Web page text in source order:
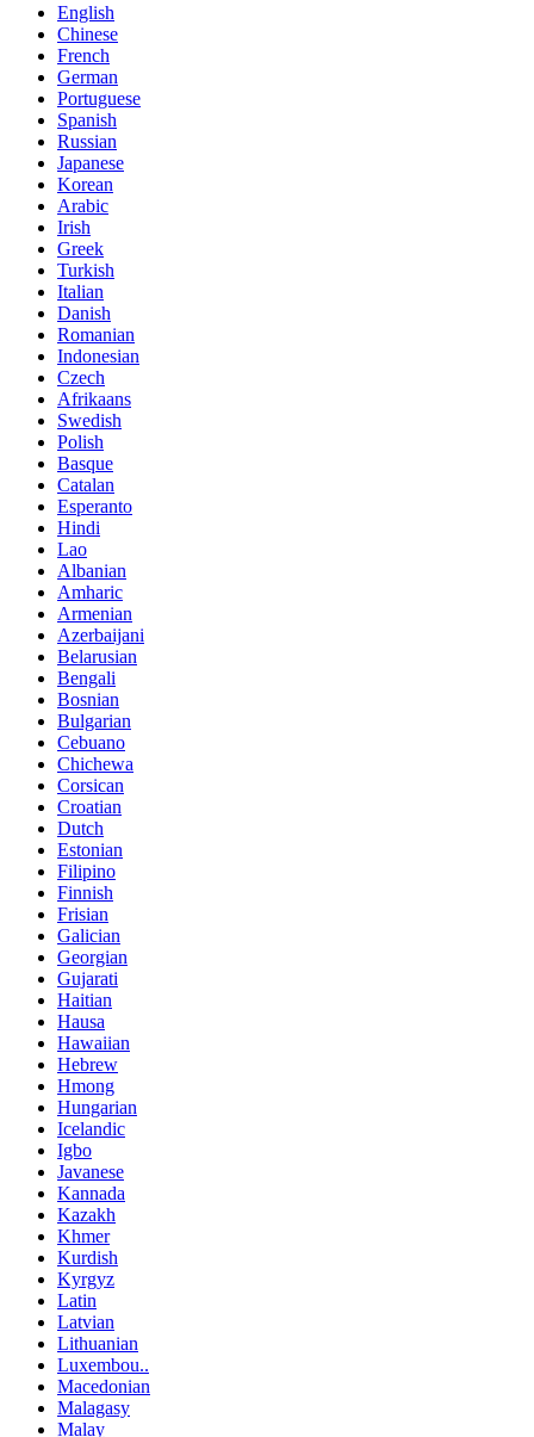
English
Chinese
French
German
Portuguese
Spanish
Russian
Japanese
Korean
Arabic
Irish
Greek
Turkish
Italian
Danish
Romanian
Indonesian
Czech
Afrikaans
Swedish
Polish
Basque
Catalan
Esperanto
Hindi
Lao
Albanian
Amharic
Armenian
Azerbaijani
Belarusian
Bengali
Bosnian
Bulgarian
Cebuano
Chichewa
Corsican
Croatian
Dutch
Estonian
Filipino
Finnish
Frisian
Galician
Georgian
Gujarati
Haitian
Hausa
Hawaiian
Hebrew
Hmong
Hungarian
Icelandic
Igbo
Javanese
Kannada
Kazakh
Khmer
Kurdish
Kyrgyz
Latin
Latvian
Lithuanian
Luxembou..
Macedonian
Malagasy
Malay